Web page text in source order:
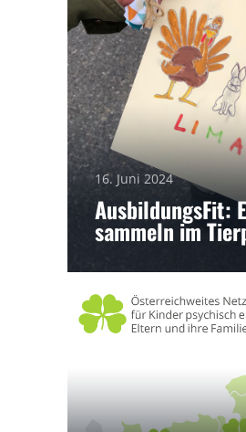
16. Juni 2024
AusbildungsFit:
sammeln im